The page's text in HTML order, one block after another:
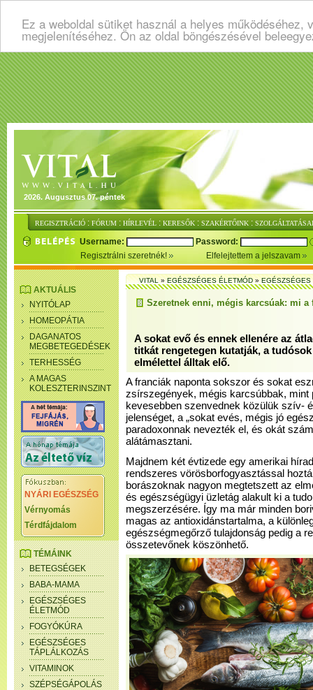
Ez a weboldal sütiket használ a helyes
megjelenítéséhez. Ön az oldal böngészésével
2026. Augusztus 07. péntek
REGISZTRÁCIÓ : FÓRUM : HÍRLEVÉL : KERESŐK : SZAKÉRTŐINK :
Username:
Password:
Regisztrálni szeretnék!
Elfelejtettem a jelszavam
AKTUÁLIS
NYITÓLAP
HOMEOPÁTIA
DAGANATOS
MEGBETEGEDÉSEK
TERHESSÉG
A MAGAS
KOLESZTERINSZINT
NYÁRI EGÉSZSÉG
Vérnyomás
Térdfájdalom
TÉMÁINK
BETEGSÉGEK
BABA-MAMA
EGÉSZSÉGES
ÉLETMÓD
FOGYÓKÚRA
EGÉSZSÉGES
TÁPLÁLKOZÁS
VITAMINOK
SZÉPSÉGÁPOLÁS
VITAL»EGÉSZSÉGES ÉLETMÓD»
Szeretnek enni, mégis karcsúak: mi a
A sokat evő és ennek ellenére az
titkát rengetegen kutatják, a
elmélettel álltak elő.
A franciák naponta sokszor és sokat
zsírszegények, mégis karcsúbbak, mint
kevesebben szenvednek közülük szív-
jelenséget, a „sokat evés, mégis jó
paradoxonnak nevezték el, és okát
alátámasztani.
Majdnem két évtizede egy amerikai
rendszeres vörösborfogyasztással
borászoknak nagyon megtetszett az
és egészségügyi üzletág alakult ki a
megszerzésére. Így ma már minden
magas az antioxidánstartalma, a
egészségmegőrző tulajdonság pedig a
összetevőnek köszönhető.